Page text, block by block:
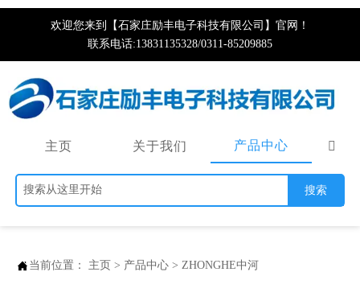
欢迎您来到【石家庄励丰电子科技有限公司】官网！
联系电话:13831135328/0311-85209885
主页 关于我们 产品中心
搜索
 当前位置： 主页 > 产品中心 > ZHONGHE中河